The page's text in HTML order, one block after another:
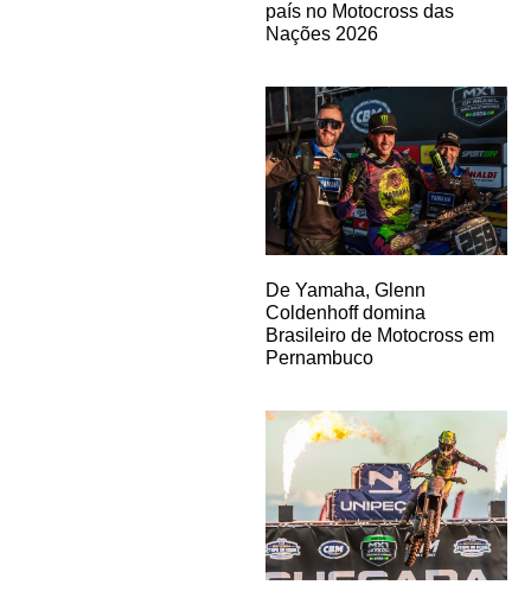
país no Motocross das
Nações 2026
De Yamaha, Glenn
Coldenhoff domina
Brasileiro de Motocross em
Pernambuco